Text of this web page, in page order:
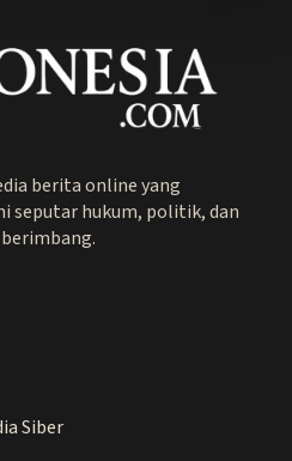
berita online yang
seputar hukum, politik, dan
Siber